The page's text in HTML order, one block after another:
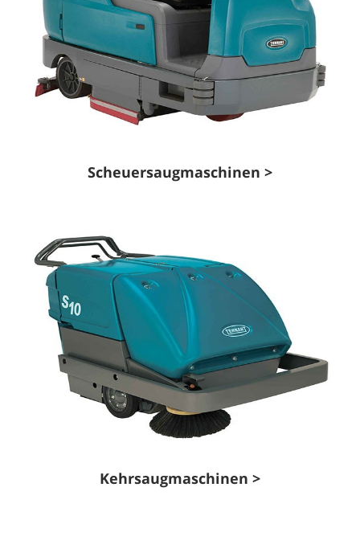
Scheuersaugmaschinen >
Kehrsaugmaschinen >